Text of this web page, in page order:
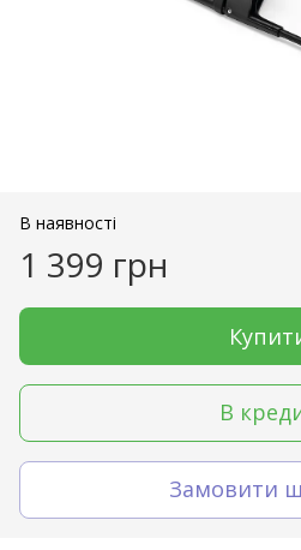
В наявності
1 399 грн
В
Замовити